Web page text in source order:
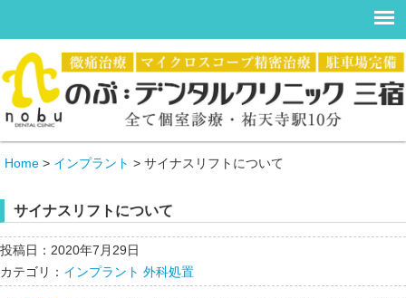
Home > インプラント > サイナスリフトについて
サイナスリフトについて
投稿日：2020年7月29日
カテゴリ： インプラント 外科処置